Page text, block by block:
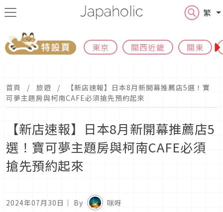
繁
東京 關西近畿 關東
首頁 旅遊
【新店速報】日本8月新開幕推薦店5選！寶
可夢主題房與柯南CAFE必須搶先預約起來
【新店速報】日本8月新開幕推薦店5
選！寶可夢主題房與柯南CAFE必須
搶先預約起來
2024年07月30日 ｜ By 咪呀